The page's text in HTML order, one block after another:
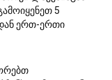
5
ერთ-ერთი